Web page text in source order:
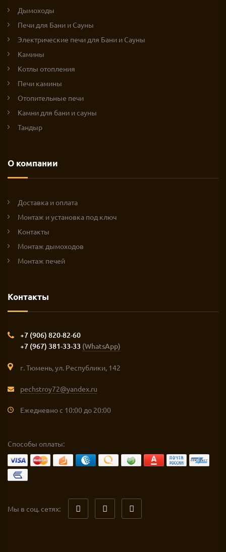
Дымоходы
Печи для Бани и Сауны
Электрические печи для Бани и Сауны
Камины
Котлы отопления
Печи камины
Отопительные печи
Камни для бани и сауны
Тандыр
О компании
Доставка и оплата
Монтаж и установка под ключ
Контакты
Монтаж дымоходов
Монтаж печей
Контакты
+7 (906) 820-82-60
+7 (967) 381-33-33 (WhatsApp)
г. Тюмень, ул. Республики, 142
pechstroy72@yandex.ru
Ежедневно с 10:00 до 20:00
Способы оплаты:
Мы в соц. сетях: